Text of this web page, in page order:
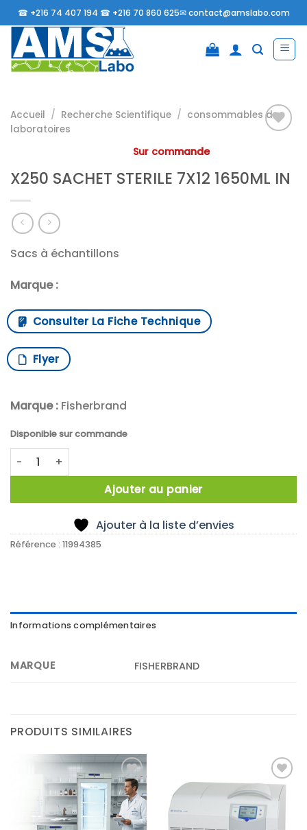
Passer
au
contenu
☎ +216 74 407 194 ☎ +216 70 860 625✉contact@amslabo.com
à la
Accueil / Recherche Scientifique / consommables da
laboratoires
Sur commande
X250 SACHET STERILE 7X12 1650ML IN
Sacs à échantillons
Marque :
Consulter La Fiche Technique
Flyer
Marque : Fisherbrand
Disponible sur commande
quantité de X250 SACHET STERILE 7X12 1650ML IN
Ajouter au panier
Ajouter à la liste d’envies
Référence : 11994385
Informations complémentaires
MARQUE FISHERBRAND
PRODUITS SIMILAIRES
Ajouter
à la liste
Ajouter
à la liste